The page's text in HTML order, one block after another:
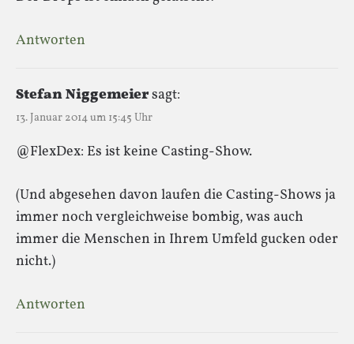
Antworten
Stefan Niggemeiersagt:
13. Januar 2014 um 15:45 Uhr
@FlexDex: Es ist keine Casting-Show.
(Und abgesehen davon laufen die Casting-Shows ja
immer noch vergleichweise bombig, was auch
immer die Menschen in Ihrem Umfeld gucken oder
nicht.)
Antworten